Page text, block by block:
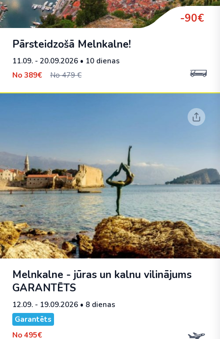
-90€
Pārsteidzošā Melnkalne!
11.09. - 20.09.2026 • 10 dienas
No 389€ No 479 €
Melnkalne - jūras un kalnu vilinājums
GARANTĒTS
12.09. - 19.09.2026 • 8 dienas
Garantēts
No 495€